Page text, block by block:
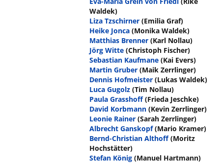
Waldek)
Liza Tzschirner (Emilia Graf)
Heike Jonca (Monika Waldek)
Matthias Brenner (Karl Nollau)
Jörg Witte (Christoph Fischer)
Sebastian Kaufmane (Kai Evers)
Martin Gruber (Maik Zerrlinger)
Dennis Hofmeister (Lukas Waldek)
Luca Gugolz (Tim Nollau)
Paula Grasshoff (Frieda Jeschke)
David Korbmann (Kevin Zerrlinger)
Leonie Rainer (Sarah Zerrlinger)
Albrecht Ganskopf (Mario Kramer)
Bernd-Christian Althoff (Moritz
Hochstätter)
Stefan König (Manuel Hartmann)